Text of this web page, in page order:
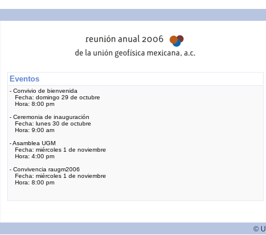
Eventos
- Convivio de bienvenida
Fecha: domingo 29 de octubre
Hora: 8:00 pm
- Ceremonia de inauguración
Fecha: lunes 30 de octubre
Hora: 9:00 am
- Asamblea UGM
Fecha: miércoles 1 de noviembre
Hora: 4:00 pm
- Convivencia raugm2006
Fecha: miércoles 1 de noviembre
Hora: 8:00 pm
©